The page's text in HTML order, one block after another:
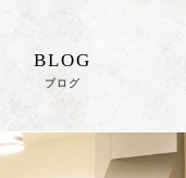
BLOG
ブログ